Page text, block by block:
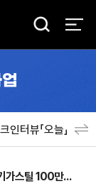
검
인터뷰「오늘」 분야
광양제철소, 친환경 기가스틸 100만톤 생산체제 구축